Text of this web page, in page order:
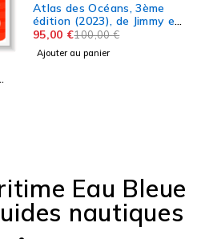
Atlas des Océans, 3ème
édition (2023), de Jimmy et
Ivan Cornell
100,00€
95,00 €
Ajouter au panier
Eau Bleue
nautiques